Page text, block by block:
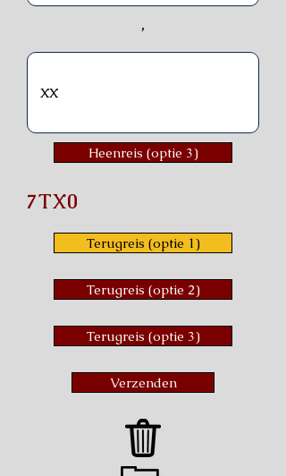
,
Heenreis (optie 3)
7TX0
Terugreis (optie 1)
Terugreis (optie 2)
Terugreis (optie 3)
Verzenden